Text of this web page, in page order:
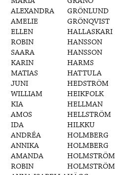
ALEXANDRA
GRÖNLUND
AMELIE
GRÖNQVIST
ELLEN
HALLASKARI
ROBIN
HANSSON
SAARA
HANSSON
KARIN
HARMS
MATIAS
HATTULA
JUNI
HEDSTRÖM
WILLIAM
HEIKFOLK
KIA
HELLMAN
AMOS
HELLSTRÖM
IDA
HILKKU
ANDRÉA
HOLMBERG
ANNIKA
HOLMBERG
AMANDA
HOLMSTRÖM
ROBIN
HOLMSTRÖM